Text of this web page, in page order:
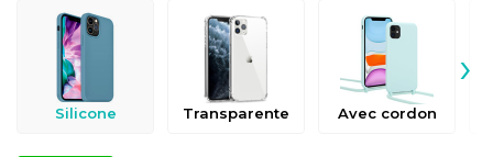
Silicone Transparente Avec cordon
›